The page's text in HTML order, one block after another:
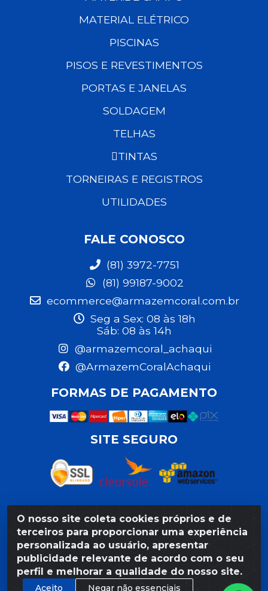
O nosso site coleta cookies próprios e de
terceiros para proporcionar uma experiência
personalizada ao usuário, apresentar
publicidade relevante de acordo com o seu
perfil e melhorar a qualidade do nosso site.
Aceito Negar não essenciais
MATERIAL ELÉTRICO
PISCINAS
PISOS E REVESTIMENTOS
PORTAS E JANELAS
SOLDAGEM
TELHAS
TINTAS
TORNEIRAS E REGISTROS
UTILIDADES
FALE CONOSCO
(81) 3972-7751
(81) 99187-9002
ecommerce@armazemcoral.com.br
Seg a Sex: 08 às 18h
Sáb: 08 às 14h
@armazemcoral_achaqui
@ArmazemCoralAchaqui
FORMAS DE PAGAMENTO
SITE SEGURO
Razão Social: Armazém Coral LTDA - Rua da Praia,
103 - São José - Recife/PE - CEP 50020-550 -
CNPJ 11.623.188/0027-80